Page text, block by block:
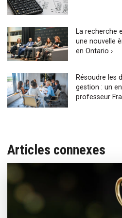
La recherche
une nouvelle
en Ontario ›
Résoudre les
gestion : un
professeur
Articles connexes